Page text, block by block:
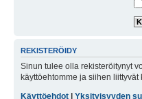
REKISTERÖIDY
Sinun tulee olla rekisteröitynyt
käyttöehtomme ja siihen
Käyttöehdot
Yksityisyyden